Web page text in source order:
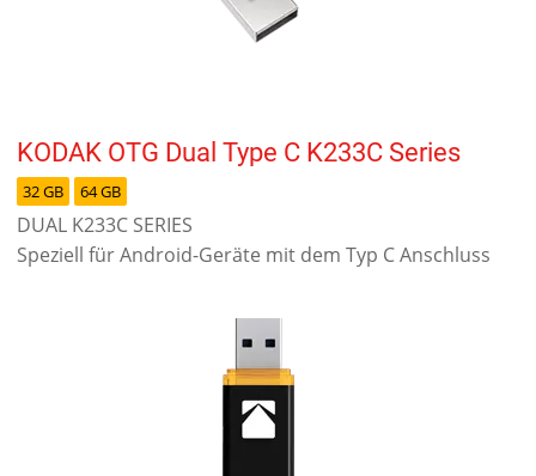
KODAK OTG Dual Type C K233C Series
32 GB 64 GB
DUAL K233C SERIES
Speziell für Android-Geräte mit dem Typ C Anschluss